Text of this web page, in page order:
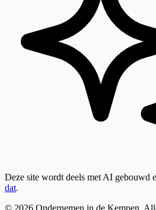
Deze site wordt deels met AI gebouwd
dat.
© 2026 Ondernemen in de Kempen.